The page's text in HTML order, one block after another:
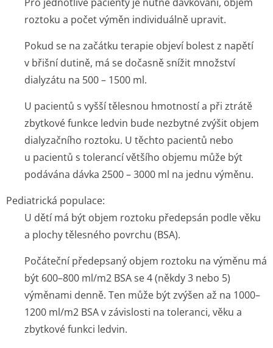
roztoku a počet výměn individuálně upravit.
Pokud se na začátku terapie objeví bolest z napětí
v břišní dutině, má se dočasně snížit množství
dialyzátu na 500 – 1500 ml.
U pacientů s vyšší tělesnou hmotností a při ztrátě
zbytkové funkce ledvin bude nezbytné zvýšit objem
dialyzačního roztoku. U těchto pacientů nebo
u pacientů s tolerancí většího objemu může být
podávána dávka 2500 – 3000 ml na jednu výměnu.
Pediatrická populace:
U dětí má být objem roztoku předepsán podle věku
a plochy tělesného povrchu (BSA).
Počáteční předepsaný objem roztoku na výměnu má
být 600–800 ml/m2 BSA se 4 (někdy 3 nebo 5)
výměnami denně. Ten může být zvýšen až na 1000–
1200 ml/m2 BSA v závislosti na toleranci, věku a
zbytkové funkci ledvin.